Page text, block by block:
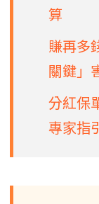
算
賺再多
關鍵」
分紅保
專家指